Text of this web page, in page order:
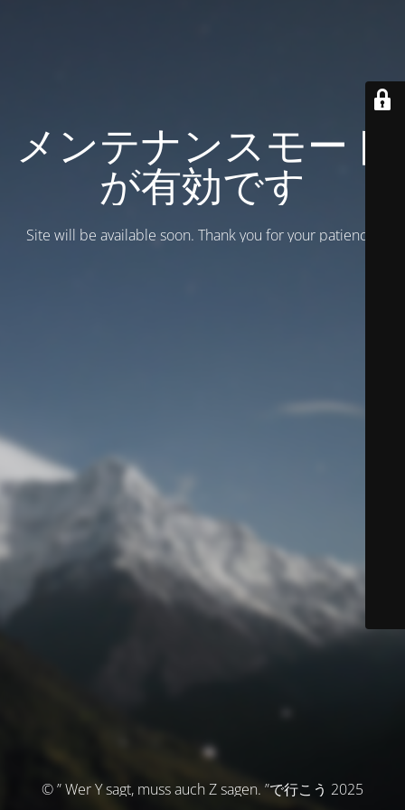
メンテナンスモード
が有効です
Site will be available soon. Thank you for your patience!
© ” Wer Y sagt, muss auch Z sagen. ”で行こう 2025